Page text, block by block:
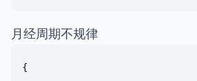
月经周期不规律
{